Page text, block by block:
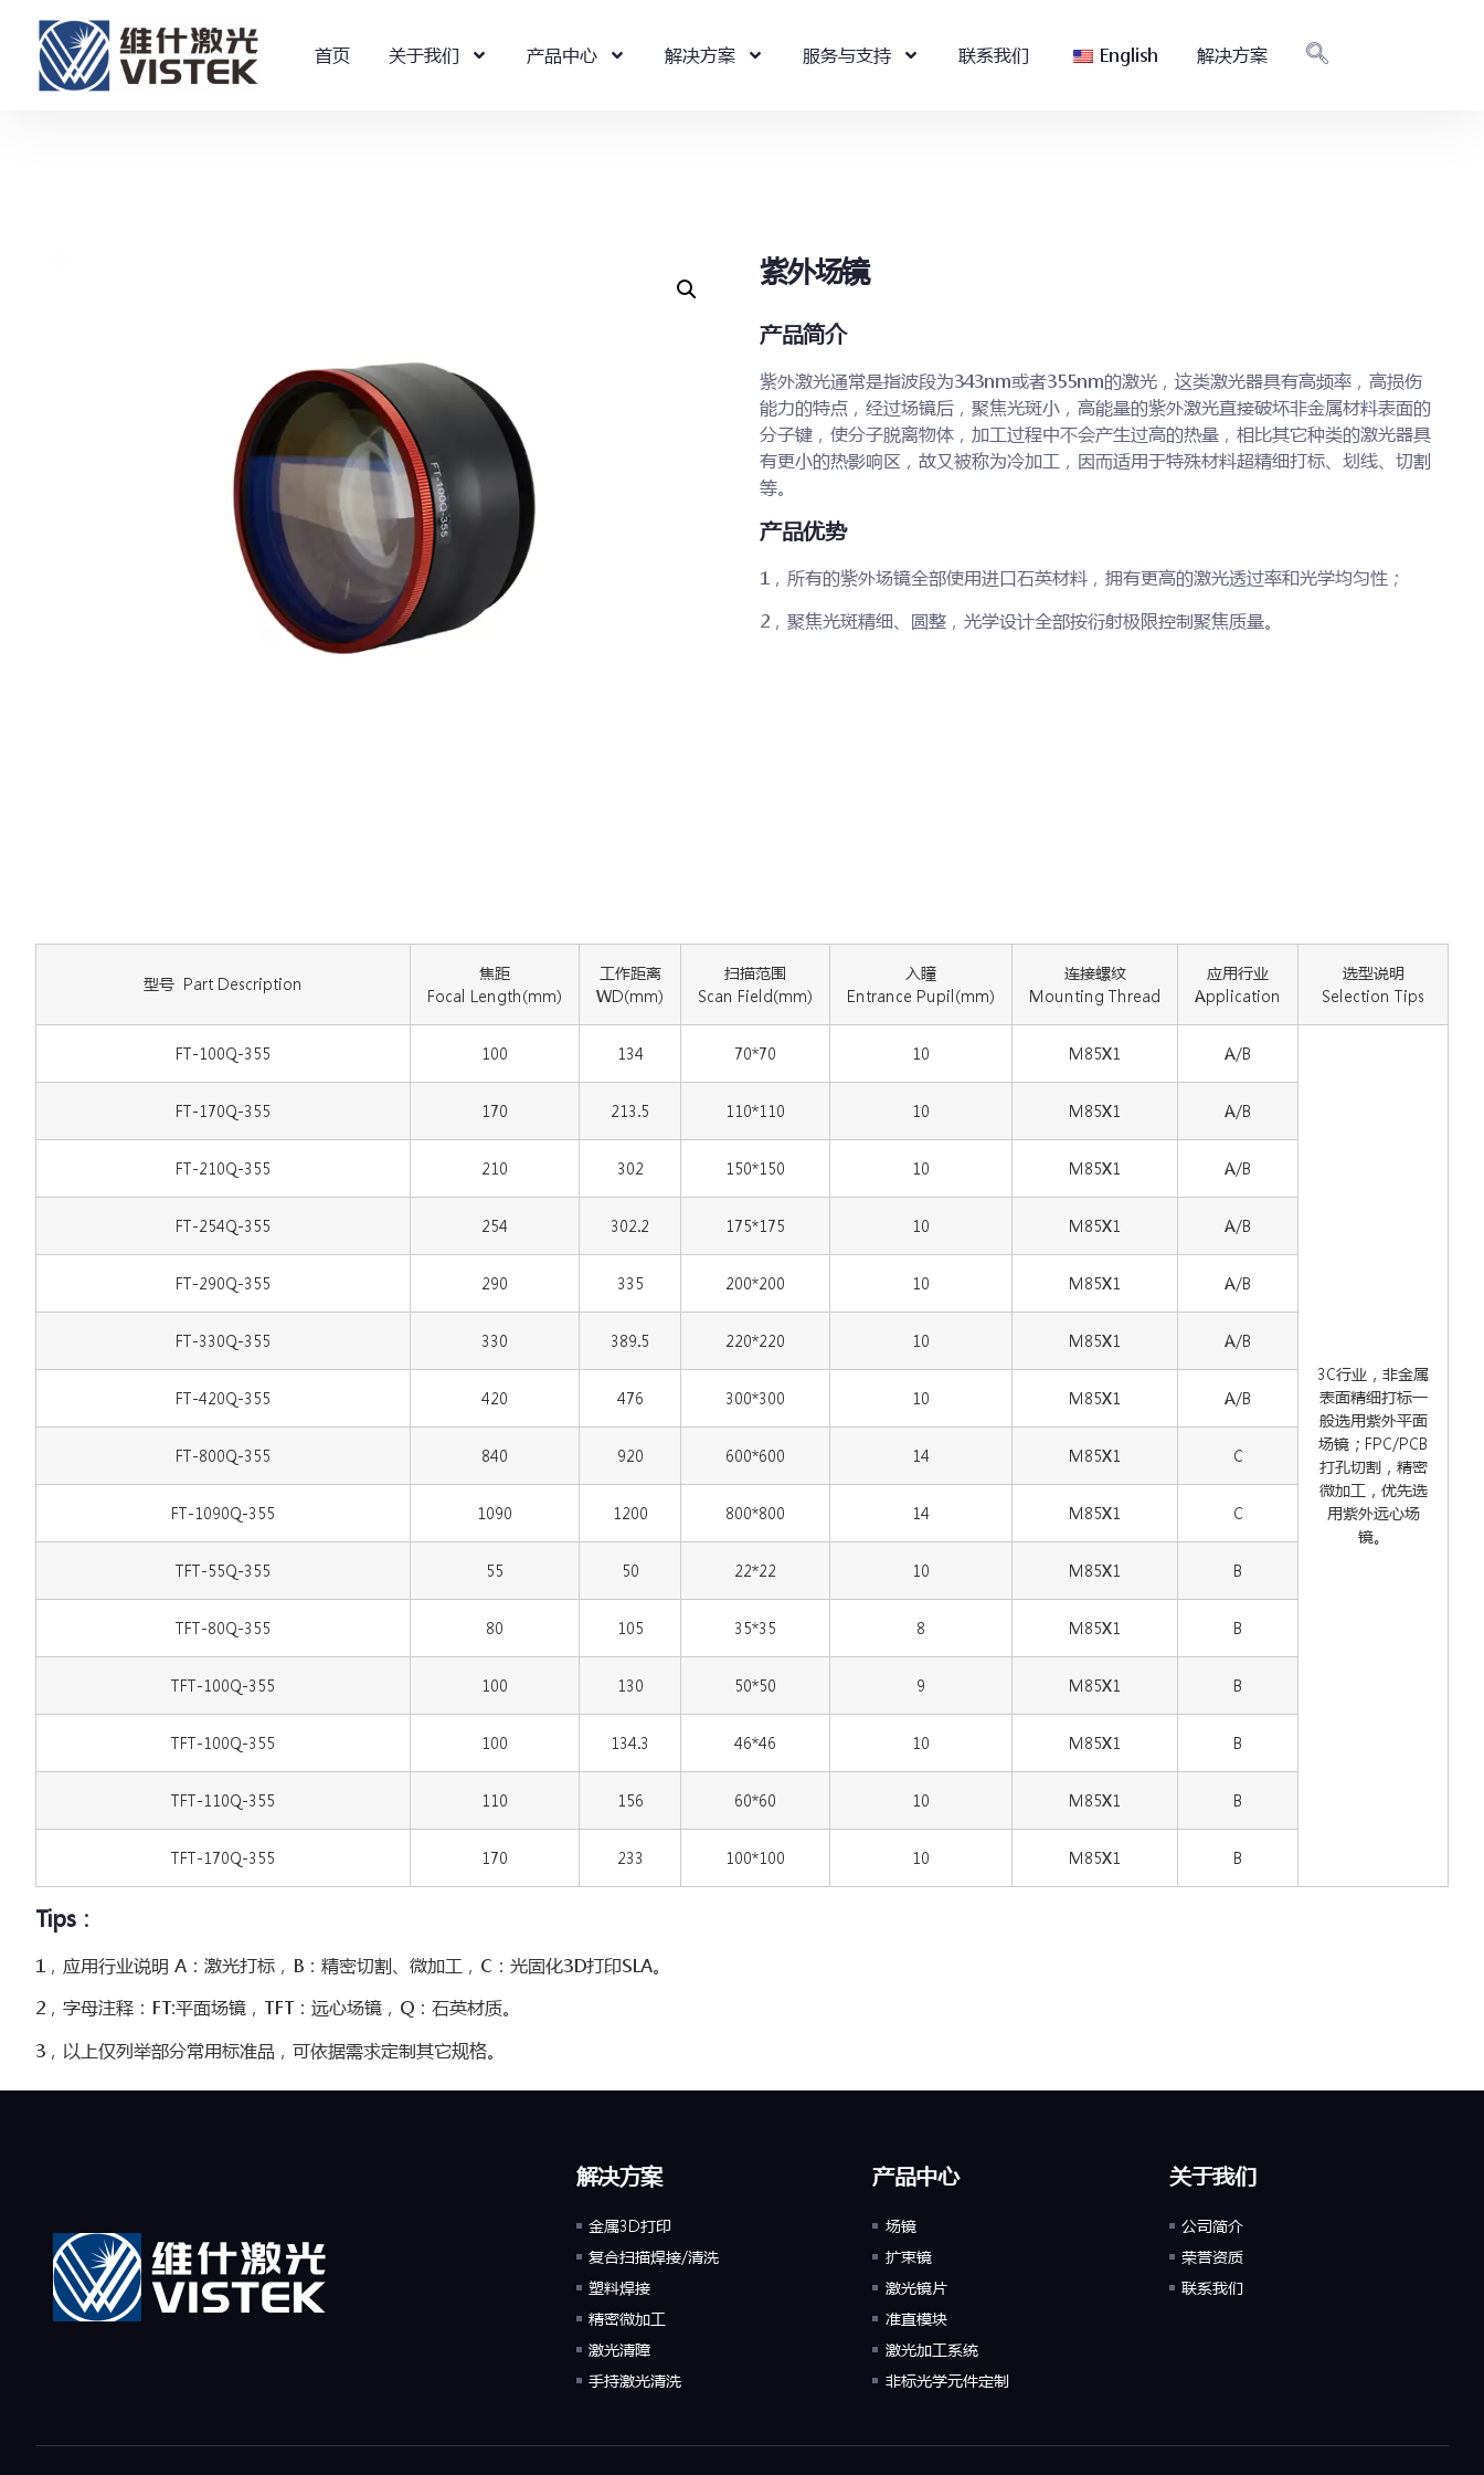
首页 关于我们 产品中心 解决方案 服务与支持 联系我们 English 解决方案
紫外场镜
产品简介
紫外激光通常是指波段为343nm或者355nm的激光，这类激光器具有高频率，高损伤
能力的特点，经过场镜后，聚焦光斑小，高能量的紫外激光直接破坏非金属材料表面的
分子键，使分子脱离物体，加工过程中不会产生过高的热量，相比其它种类的激光器具
有更小的热影响区，故又被称为冷加工，因而适用于特殊材料超精细打标、划线、切割
等。
产品优势
1，所有的紫外场镜全部使用进口石英材料，拥有更高的激光透过率和光学均匀性；
2，聚焦光斑精细、圆整，光学设计全部按衍射极限控制聚焦质量。
型号 Part Description
焦距
Focal Length(mm)
工作距离
WD(mm)
扫描范围
Scan Field(mm)
入瞳
Entrance Pupil(mm)
连接螺纹
Mounting Thread
应用行业
Application
选型说明
Selection Tips
FT-100Q-355 100 134 70*70 10 M85X1 A/B
3C行业，非金属
表面精细打标一
般选用紫外平面
场镜；FPC/PCB
打孔切割，精密
微加工，优先选
用紫外远心场
镜。
FT-170Q-355 170 213.5 110*110 10 M85X1 A/B
FT-210Q-355 210 302 150*150 10 M85X1 A/B
FT-254Q-355 254 302.2 175*175 10 M85X1 A/B
FT-290Q-355 290 335 200*200 10 M85X1 A/B
FT-330Q-355 330 389.5 220*220 10 M85X1 A/B
FT-420Q-355 420 476 300*300 10 M85X1 A/B
FT-800Q-355 840 920 600*600 14 M85X1 C
FT-1090Q-355 1090 1200 800*800 14 M85X1 C
TFT-55Q-355 55 50 22*22 10 M85X1 B
TFT-80Q-355 80 105 35*35 8 M85X1 B
TFT-100Q-355 100 130 50*50 9 M85X1 B
TFT-100Q-355 100 134.3 46*46 10 M85X1 B
TFT-110Q-355 110 156 60*60 10 M85X1 B
TFT-170Q-355 170 233 100*100 10 M85X1 B
Tips：
1，应用行业说明 A：激光打标，B：精密切割、微加工，C：光固化3D打印SLA。
2，字母注释：FT:平面场镜，TFT：远心场镜，Q：石英材质。
3，以上仅列举部分常用标准品，可依据需求定制其它规格。
解决方案
金属3D打印
复合扫描焊接/清洗
塑料焊接
精密微加工
激光清障
手持激光清洗
产品中心
场镜
扩束镜
激光镜片
准直模块
激光加工系统
非标光学元件定制
关于我们
公司简介
荣誉资质
联系我们